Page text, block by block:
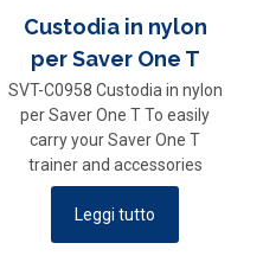
Custodia in nylon
per Saver One T
SVT-C0958 Custodia in nylon
per Saver One T To easily
carry your Saver One T
trainer and accessories
Leggi tutto